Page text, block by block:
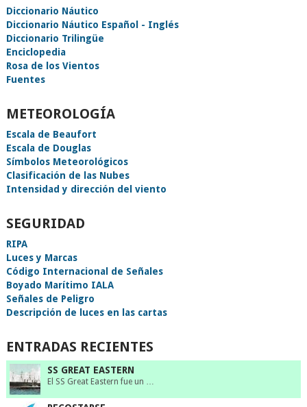
Diccionario Náutico
Diccionario Náutico Español - Inglés
Diccionario Trilingüe
Enciclopedia
Rosa de los Vientos
Fuentes
METEOROLOGÍA
Escala de Beaufort
Escala de Douglas
Símbolos Meteorológicos
Clasificación de las Nubes
Intensidad y dirección del viento
SEGURIDAD
RIPA
Luces y Marcas
Código Internacional de Señales
Boyado Marítimo IALA
Señales de Peligro
Descripción de luces en las cartas
ENTRADAS RECIENTES
SS GREAT EASTERN
El SS Great Eastern fue un …